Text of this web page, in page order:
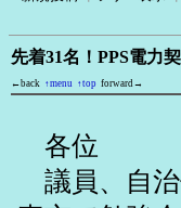
先着31名！PPS電力
←back ↑menu ↑top forward→
各位
議員、自治